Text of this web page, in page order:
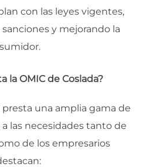
con las leyes vigentes,
y mejorando la
la OMIC de Coslada?
presta una amplia gama de
las necesidades tanto de
de los empresarios